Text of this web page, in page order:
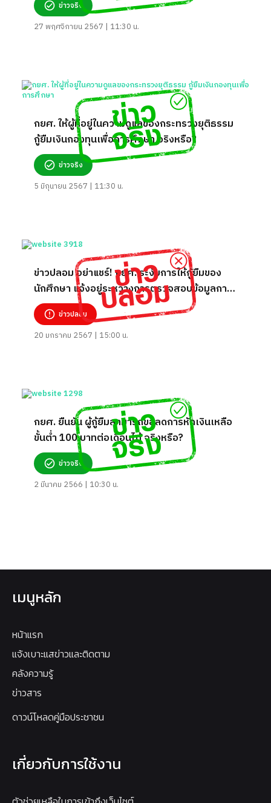
ข่าวจริง
27 พฤศจิกายน 2567 | 11:30 น.
กยศ. ให้ผู้ที่อยู่ในความดูแลของกระทรวงยุติธรรม
กู้ยืมเงินกองทุนเพื่อการศึกษา จริงหรือ?
ข่าวจริง
5 มิถุนายน 2567 | 11:30 น.
ข่าวปลอม อย่าแชร์! กยศ. ระงับการให้กู้ยืมของ
นักศึกษา แจ้งอยู่ระหว่างการตรวจสอบข้อมูลการ
ให้กู้ยืม
ข่าวปลอม
20 มกราคม 2567 | 15:00 น.
กยศ. ยืนยัน ผู้กู้ยืมสามารถขอลดการหักเงินเหลือ
ขั้นต่ำ 100 บาทต่อเดือนได้ จริงหรือ?
ข่าวจริง
2 มีนาคม 2566 | 10:30 น.
เมนูหลัก
หน้าแรก
แจ้งเบาะแสข่าวและติดตาม
คลังความรู้
ข่าวสาร
ดาวน์โหลดคู่มือประชาชน
เกี่ยวกับการใช้งาน